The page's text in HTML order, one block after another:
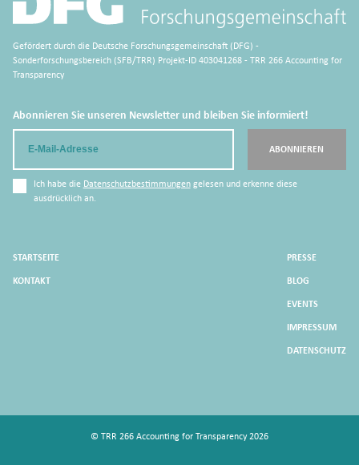
Gefördert durch die Deutsche Forschungsgemeinschaft (DFG) -
Sonderforschungsbereich (SFB/TRR) Projekt-ID 403041268 - TRR 266 Accounting for
Transparency
Abonnieren Sie unseren Newsletter und bleiben Sie informiert!
Ich habe die Datenschutzbestimmungengelesen und erkenne diese
ausdrücklich an.
ABONNIEREN
STARTSEITE
KONTAKT
PRESSE
BLOG
EVENTS
IMPRESSUM
DATENSCHUTZ
© TRR 266 Accounting for Transparency 2026